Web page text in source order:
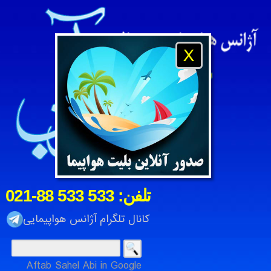
021-88 533 533 :تلفن
کانال تلگرام آژانس هواپیمایی
Aftab Sahel Abi in Google
X